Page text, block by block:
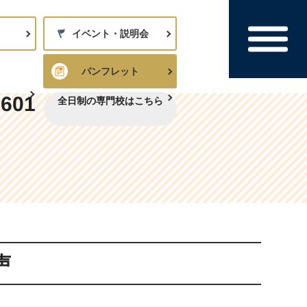
イベント・説明会
パンフレット
全日制の専門校はこちら